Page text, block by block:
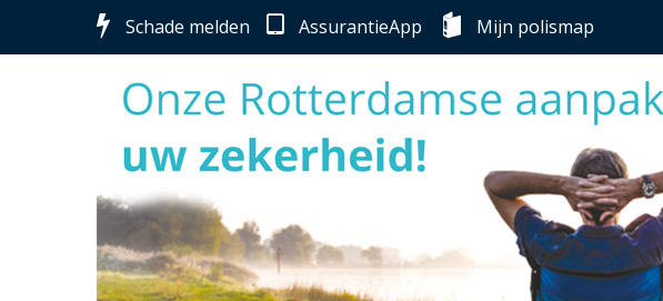
Schade melden AssurantieApp Mijn polismap